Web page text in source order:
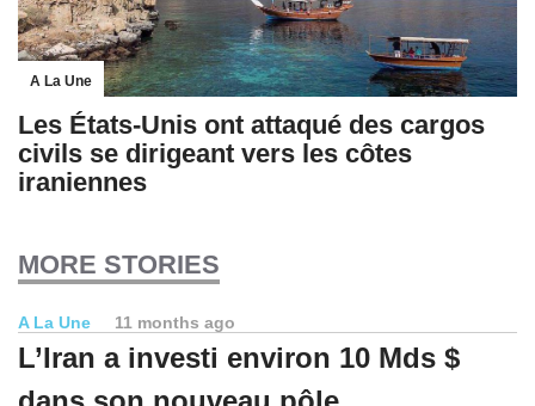
A La Une
Les États-Unis ont attaqué des cargos
civils se dirigeant vers les côtes
iraniennes
MORE STORIES
A La Une 11 months ago
L’Iran a investi environ 10 Mds $